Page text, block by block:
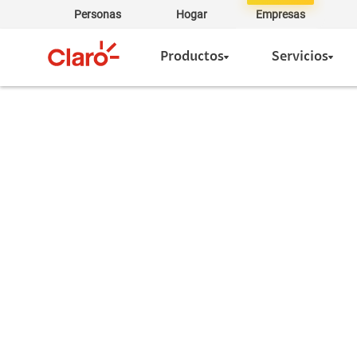
Personas Hogar Empresas
Productos Servicios